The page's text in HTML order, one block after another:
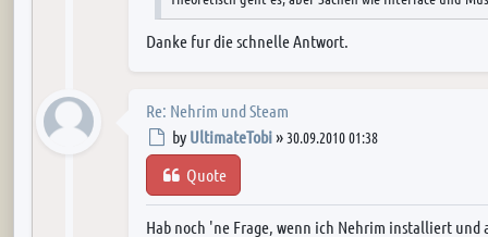
Danke fur die schnelle Antwort.
Re: Nehrim und Steam
Post
by UltimateTobi» 30.09.2010 01:38
Quote
Hab noch 'ne Frage, wenn ich Nehrim installiert